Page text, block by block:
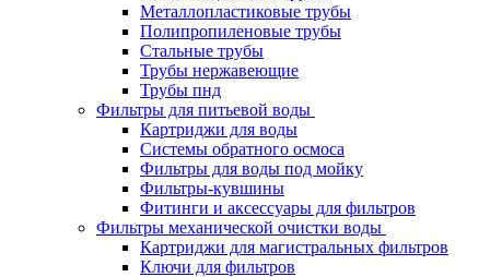
Металлопластиковые трубы
Полипропиленовые трубы
Стальные трубы
Трубы нержавеющие
Трубы пнд
Фильтры для питьевой воды
Картриджи для воды
Системы обратного осмоса
Фильтры для воды под мойку
Фильтры-кувшины
Фитинги и аксессуары для фильтров
Фильтры механической очистки воды
Картриджи для магистральных фильтров
Ключи для фильтров